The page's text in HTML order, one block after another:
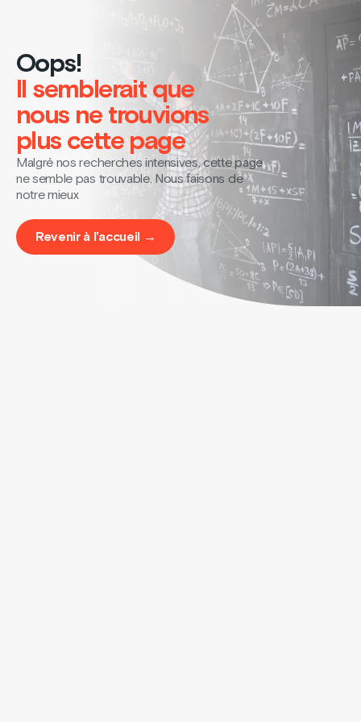
Oops!
Il semblerait que
nous ne trouvions
plus cette page
Malgré nos recherches intensives, cette page
ne semble pas trouvable. Nous faisons de
notre mieux
Revenir à l’accueil →